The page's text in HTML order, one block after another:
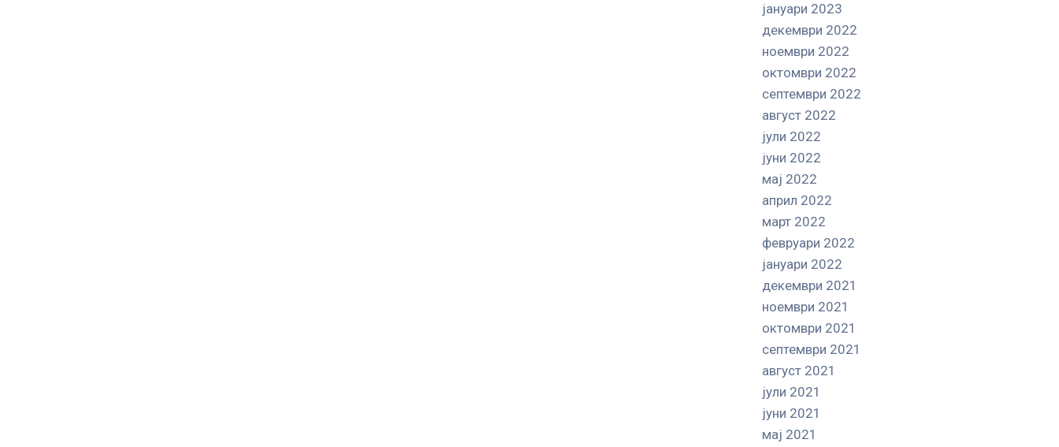
јануари 2023
декември 2022
ноември 2022
октомври 2022
септември 2022
август 2022
јули 2022
јуни 2022
мај 2022
април 2022
март 2022
февруари 2022
јануари 2022
декември 2021
ноември 2021
октомври 2021
септември 2021
август 2021
јули 2021
јуни 2021
мај 2021